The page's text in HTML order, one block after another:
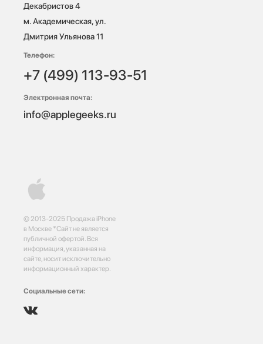
© 2013-2025 Продажа iPhone
в Москве *Сайт не является
публичной офертой. Вся
информация, указанная на
сайте, носит исключительно
информационный характер.
Социальные сети:
Декабристов 4
м. Академическая, ул.
Дмитрия Ульянова 11
Телефон:
+7 (499) 113-93-51
Электронная почта:
info@applegeeks.ru